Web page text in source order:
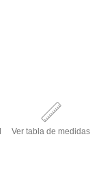
Ver tabla de medidas